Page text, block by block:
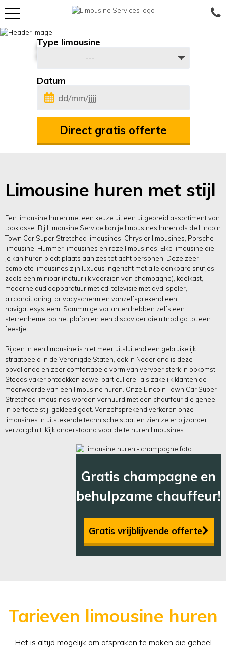
to
Al 25 jaar de beste
De echte beleving tegen scherpe prijzen
Type limousine
Datum
MM
Limousine huren met stijl
Een limousine huren met een keuze uit een uitgebreid assortiment van
topklasse. Bij Limousine Service kan je limousines huren als de Lincoln
Town Car Super Stretched limousines, Chrysler limousines, Porsche
limousine, Hummer limousines en roze limousines. Elke limousine die
je kan huren biedt plaats aan zes tot acht personen. Deze zeer
complete limousines zijn luxueus ingericht met alle denkbare snufjes
zoals een minibar (natuurlijk voorzien van champagne), koelkast,
moderne audioapparatuur met cd, televisie met dvd-speler,
airconditioning, privacyscherm en vanzelfsprekend een
navigatiesysteem. Sommmige varianten hebben zelfs een
sterrenhemel op het plafon en een discovloer die uitnodigd tot een
feestje!
Rijden in een limousine is niet meer uitsluitend een gebruikelijk
straatbeeld in de Verenigde Staten, ook in Nederland is deze
opvallende en zeer comfortabele vorm van vervoer sterk in opkomst.
Steeds vaker ontdekken zowel particuliere- als zakelijk klanten de
meerwaarde van een limousine huren. Onze Lincoln Town Car Super
Stretched limousines worden verhuurd met een chauffeur die geheel
in perfecte stijl gekleed gaat. Vanzelfsprekend verkeren onze
limousines in uitstekende technische staat en zien ze er bijzonder
verzorgd uit. Kijk onderstaand voor de te huren limousines.
Gratis champagne en
behulpzame chauffeur!
Gratis vrijblijvende offerte
Tarieven limousine huren
Het is altijd mogelijk om afspraken te maken die geheel